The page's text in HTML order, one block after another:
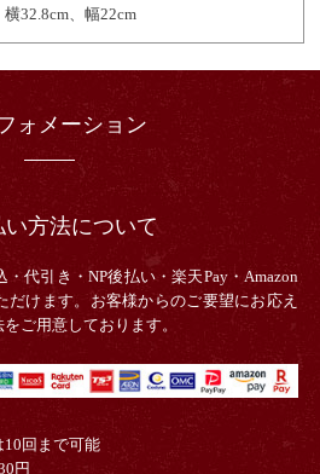
32.8cm、幅22cm
ォメーション
い方法について
・代引き・NP後払い・楽天Pay・Amazon
だけます。お客様からのご要望にお応え
ご用意しております。
10回まで可能
円